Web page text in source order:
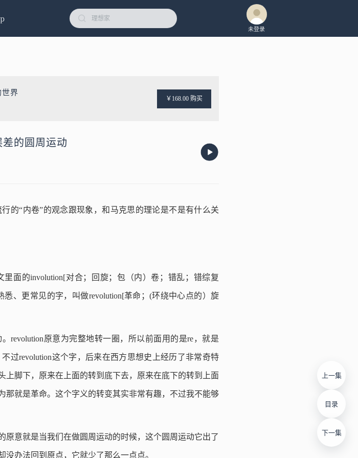
未登录
界
￥168.00 购买
的圆周运动
上一集
目录
下一集
的“内卷”的观念跟现象，和马克思的理论是不是有什么关
面的involution[对合；回旋；包（内）卷；错乱；错综复
、更常见的字，叫做revolution[革命；(环绕中心点的）旋
revolution原意为完整地转一圈，所以前面用的是re，就是
过revolution这个字，后来在西方思想史上经历了非常奇特
上脚下，原来在上面的转到底下去，原来在底下的转到上面
那就是革命。这个字义的转变其实非常有趣，不过我不能够
原意就是当我们在做圆周运动的时候，这个圆周运动它出了
办法回到原点，它就少了那么一点点。